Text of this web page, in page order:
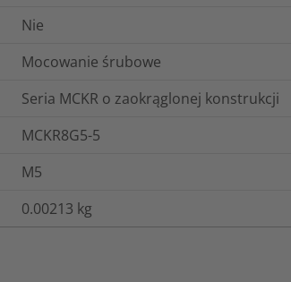
Nie
Mocowanie śrubowe
Seria MCKR o zaokrąglonej konstrukcji
MCKR8G5-5
M5
0.00213 kg